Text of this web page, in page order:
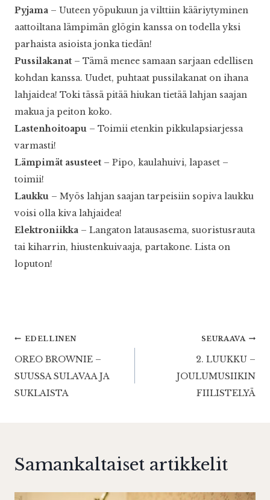
Pyjama – Uuteen yöpukuun ja vilttiin kääriytyminen
aattoiltana lämpimän glögin kanssa on todella yksi
parhaista asioista jonka tiedän!
Pussilakanat – Tämä menee samaan sarjaan edellisen
kohdan kanssa. Uudet, puhtaat pussilakanat on ihana
lahjaidea! Toki tässä pitää hiukan tietää lahjan saajan
makua ja peiton koko.
Lastenhoitoapu – Toimii etenkin pikkulapsiarjessa
varmasti!
Lämpimät asusteet – Pipo, kaulahuivi, lapaset –
toimii!
Laukku – Myös lahjan saajan tarpeisiin sopiva laukku
voisi olla kiva lahjaidea!
Elektroniikka – Langaton latausasema, suoristusrauta
tai kiharrin, hiustenkuivaaja, partakone. Lista on
loputon!
Artikkelien
selaus
EDELLINEN
OREO BROWNIE –
SUUSSA SULAVAA JA
SUKLAISTA
SEURAAVA
2. LUUKKU –
JOULUMUSIIKIN
FIILISTELYÄ
Samankaltaiset artikkelit